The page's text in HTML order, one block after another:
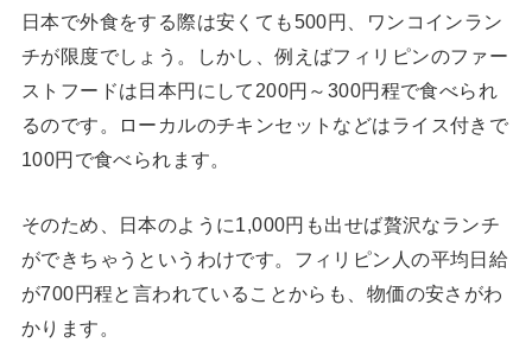
日本で外食をする際は安くても500円、ワンコインラン
チが限度でしょう。しかし、例えばフィリピンのファー
ストフードは日本円にして200円～300円程で食べられ
るのです。ローカルのチキンセットなどはライス付きで
100円で食べられます。
そのため、日本のように1,000円も出せば贅沢なランチ
ができちゃうというわけです。フィリピン人の平均日給
が700円程と言われていることからも、物価の安さがわ
かります。